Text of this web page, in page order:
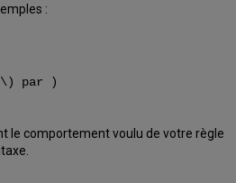
:
par )
le comportement voulu de votre règle